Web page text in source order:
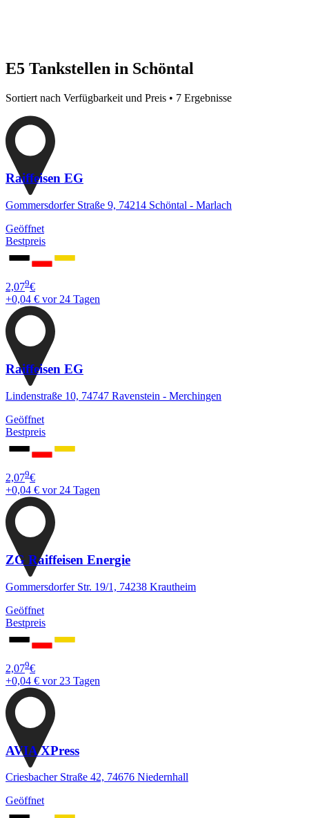
E5 Tankstellen in Schöntal
Sortiert nach Verfügbarkeit und Preis • 7 Ergebnisse
Raiffeisen EG
Gommersdorfer Straße 9, 74214 Schöntal - Marlach
Geöffnet
Bestpreis
2,079€
+0,04 € vor 24 Tagen
Raiffeisen EG
Lindenstraße 10, 74747 Ravenstein - Merchingen
Geöffnet
Bestpreis
2,079€
+0,04 € vor 24 Tagen
ZG Raiffeisen Energie
Gommersdorfer Str. 19/1, 74238 Krautheim
Geöffnet
Bestpreis
2,079€
+0,04 € vor 23 Tagen
AVIA XPress
Criesbacher Straße 42, 74676 Niedernhall
Geöffnet